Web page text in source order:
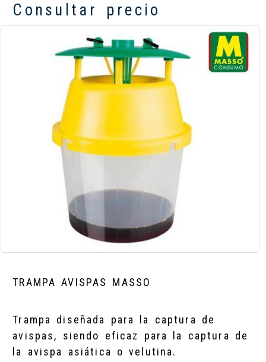
Consultar precio
TRAMPA AVISPAS MASSO
Trampa diseñada para la captura de
avispas, siendo eficaz para la captura de
la avispa asiática o velutina.